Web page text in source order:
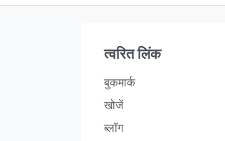
त्वरित लिंक
बुकमार्क
खोजें
ब्लॉग